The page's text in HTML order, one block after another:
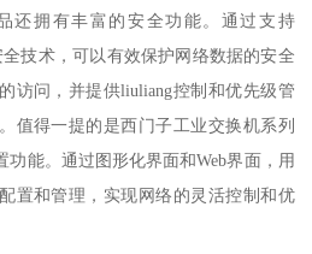
还拥有丰富的安全功能。通过支持
技术，可以有效保护网络数据的安全
访问，并提供liuliang控制和优先级管
值得一提的是西门子工业交换机系列
能。通过图形化界面和Web界面，用
置和管理，实现网络的灵活控制和优